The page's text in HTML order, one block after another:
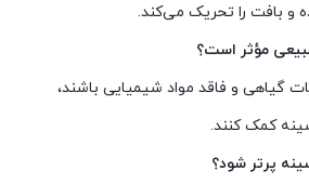
و بافت را تحریک می‌کند.
مؤثر است؟
گیاهی و فاقد مواد شیمیایی باشند،
کمک کنند.
پرتر شود؟